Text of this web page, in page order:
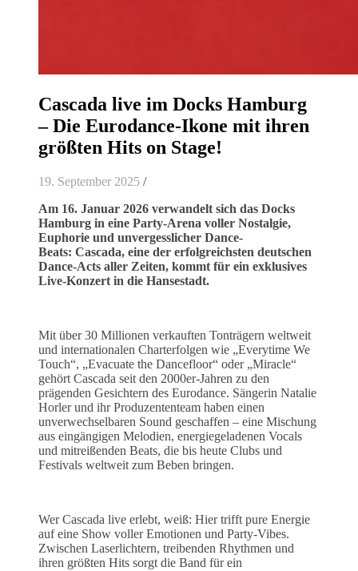
Cascada live im Docks Hamburg
– Die Eurodance-Ikone mit ihren
größten Hits on Stage!
19. September 2025 /
Am 16. Januar 2026 verwandelt sich das Docks
Hamburg in eine Party-Arena voller Nostalgie,
Euphorie und unvergesslicher Dance-
Beats: Cascada, eine der erfolgreichsten deutschen
Dance-Acts aller Zeiten, kommt für ein exklusives
Live-Konzert in die Hansestadt.
Mit über 30 Millionen verkauften Tonträgern weltweit
und internationalen Charterfolgen wie „Everytime We
Touch“, „Evacuate the Dancefloor“ oder „Miracle“
gehört Cascada seit den 2000er-Jahren zu den
prägenden Gesichtern des Eurodance. Sängerin Natalie
Horler und ihr Produzententeam haben einen
unverwechselbaren Sound geschaffen – eine Mischung
aus eingängigen Melodien, energiegeladenen Vocals
und mitreißenden Beats, die bis heute Clubs und
Festivals weltweit zum Beben bringen.
Wer Cascada live erlebt, weiß: Hier trifft pure Energie
auf eine Show voller Emotionen und Party-Vibes.
Zwischen Laserlichtern, treibenden Rhythmen und
ihren größten Hits sorgt die Band für ein